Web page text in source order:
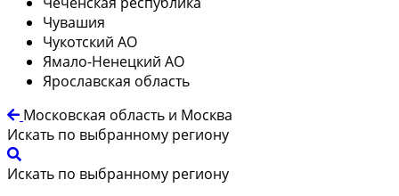
Чувашия
Чукотский АО
Ямало-Ненецкий АО
Ярославская область
Московская область и Москва
Искать по выбранному региону
Искать по выбранному региону